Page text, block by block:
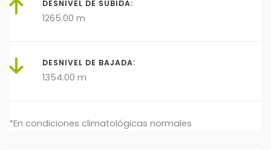
DESNIVEL DE SUBIDA:
1265.00 m
DESNIVEL DE BAJADA:
1354.00 m
*En condiciones climatológicas normales